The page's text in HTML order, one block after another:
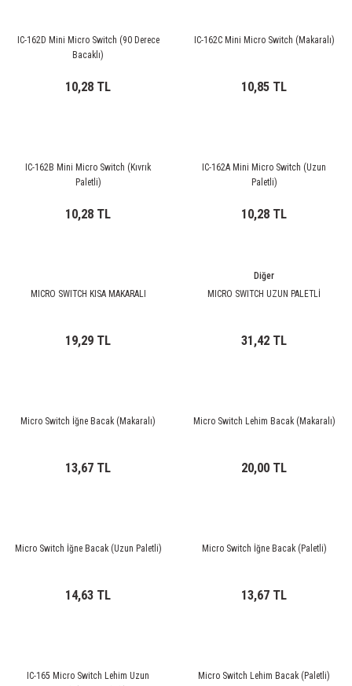
86 Serisi Zamanlayıcı Modülleri
IC-162D Mini Micro Switch (90 Derece
Bacaklı)
10,28 TL
IC-162C Mini Micro Switch (Makaralı)
10,85 TL
IC-162B Mini Micro Switch (Kıvrık
Paletli)
10,28 TL
IC-162A Mini Micro Switch (Uzun
Paletli)
10,28 TL
MICRO SWITCH KISA MAKARALI
19,29 TL
Diğer
MICRO SWITCH UZUN PALETLİ
31,42 TL
Micro Switch İğne Bacak (Makaralı)
13,67 TL
Micro Switch Lehim Bacak (Makaralı)
20,00 TL
Micro Switch İğne Bacak (Uzun Paletli)
14,63 TL
Micro Switch İğne Bacak (Paletli)
13,67 TL
IC-165 Micro Switch Lehim Uzun
Micro Switch Lehim Bacak (Paletli)